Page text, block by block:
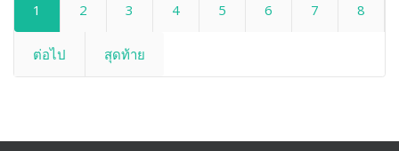
1 2 3 4 5 6 7 8
ต่อไป สุดท้าย